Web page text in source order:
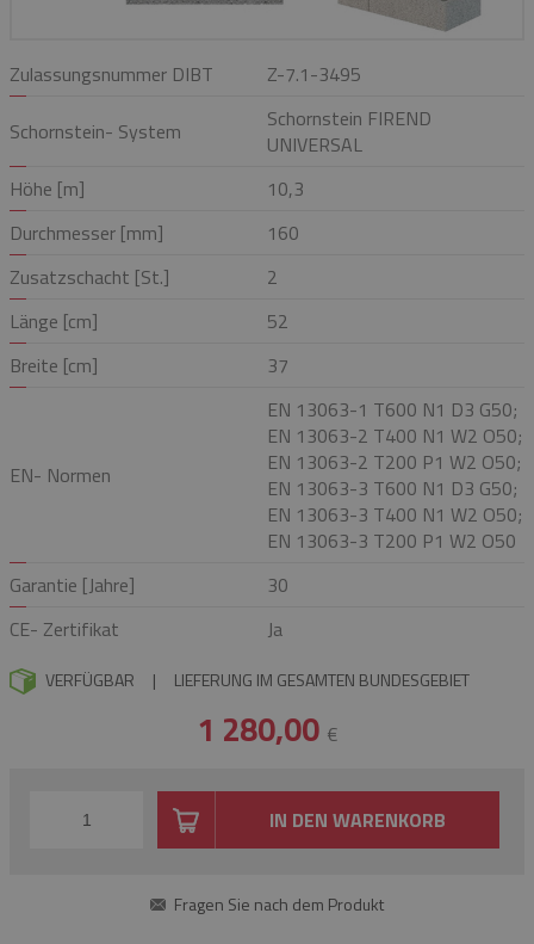
Zulassungsnummer DIBT
Z-7.1-3495
Schornstein- System
Schornstein FIREND
UNIVERSAL
Höhe [m]
10,3
Durchmesser [mm]
160
Zusatzschacht [St.]
2
Länge [cm]
52
Breite [cm]
37
EN- Normen
EN 13063-1 T600 N1 D3 G50;
EN 13063-2 T400 N1 W2 O50;
EN 13063-2 T200 P1 W2 O50;
EN 13063-3 T600 N1 D3 G50;
EN 13063-3 T400 N1 W2 O50;
EN 13063-3 T200 P1 W2 O50
Garantie [Jahre]
30
CE- Zertifikat
Ja
VERFÜGBAR | LIEFERUNG IM GESAMTEN BUNDESGEBIET
1 280,00 €
IN DEN WARENKORB
Fragen Sie nach dem Produkt